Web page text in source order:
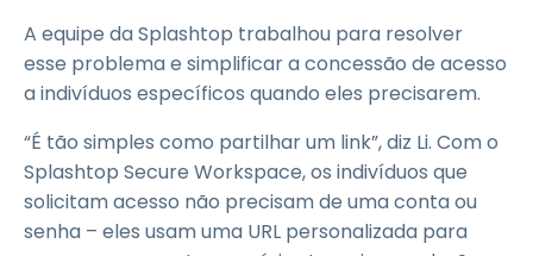
A equipe da Splashtop trabalhou para resolver
esse problema e simplificar a concessão de acesso
a indivíduos específicos quando eles precisarem.
“É tão simples como partilhar um link”, diz Li. Com o
Splashtop Secure Workspace, os indivíduos que
solicitam acesso não precisam de uma conta ou
senha – eles usam uma URL personalizada para